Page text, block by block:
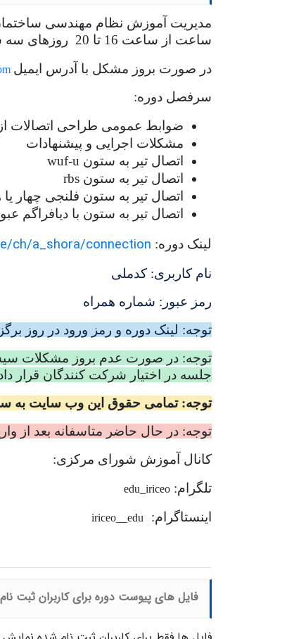
مدیریت آموزش نظام مهندسی
ساعت از ساعت 16 تا 20 روزهای سه شنبه و پنج شنبه 4 و 6 شهریور ماه 1404 به صورت مجازی برگزار نماید.
در صورت بروز مشکل با آدرس ایمیل
سرفصل دوره:
ضوابط عمومی طراحی اتصالات
مشکلات اجرایی و پیشنهادات
اتصال تیر به ستون wuf-u
اتصال تیر به ستون rbs
اتصال تیر به ستون فلنجی چهار
اتصال تیر به ستون با دیافراگم
لینک دوره: ch/a_shora/connection
نام کاربری: کدملی
رمز عبور: شماره همراه
توجه: لینک دوره و رمز ورود در روز
جلسه در اختیار شرکت کنندگان قرار
توجه: تمامی حقوق این وب سایت به
توجه: در حال حاضر متاسفانه بعد از
کانال آموزش شورای مرکزی:
تلگرام: edu_iriceo
اینستاگرام: iriceo__edu
فایل های پیوست دوره برای کاربران ثبت